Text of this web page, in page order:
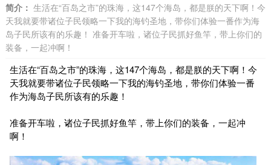
简介： 生活在“百岛之市”的珠海，这147个海岛，都是朕的天下啊！今
天我就要带诸位子民领略一下我的海钓圣地，带你们体验一番作为海
岛子民所该有的乐趣！ 准备开车啦，诸位子民抓好鱼竿，带上你们的
装备，一起冲啊！
生活在“百岛之市”的珠海，这147个海岛，都是朕的天下啊！今
天我就要带诸位子民领略一下我的海钓圣地，带你们体验一番
作为海岛子民所该有的乐趣！
准备开车啦，诸位子民抓好鱼竿，带上你们的装备，一起冲
啊！